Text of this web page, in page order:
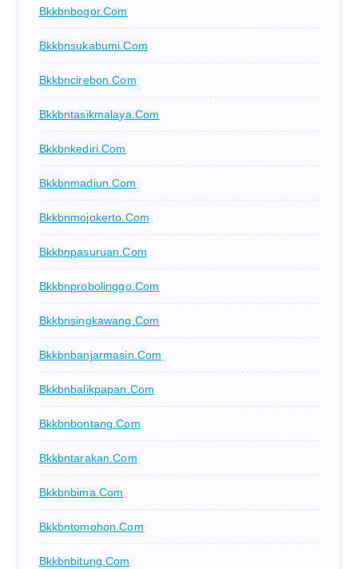
Bkkbnbogor.com
Bkkbnsukabumi.com
Bkkbncirebon.com
Bkkbntasikmalaya.com
Bkkbnkediri.com
Bkkbnmadiun.com
Bkkbnmojokerto.com
Bkkbnpasuruan.com
Bkkbnprobolinggo.com
Bkkbnsingkawang.com
Bkkbnbanjarmasin.com
Bkkbnbalikpapan.com
Bkkbnbontang.com
Bkkbntarakan.com
Bkkbnbima.com
Bkkbntomohon.com
Bkkbnbitung.com